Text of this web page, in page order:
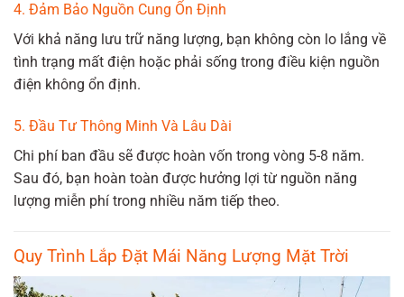
4. Đảm Bảo Nguồn Cung Ổn Định
Với khả năng lưu trữ năng lượng, bạn không còn lo lắng về
tình trạng mất điện hoặc phải sống trong điều kiện nguồn
điện không ổn định.
5. Đầu Tư Thông Minh Và Lâu Dài
Chi phí ban đầu sẽ được hoàn vốn trong vòng 5-8 năm.
Sau đó, bạn hoàn toàn được hưởng lợi từ nguồn năng
lượng miễn phí trong nhiều năm tiếp theo.
Quy Trình Lắp Đặt Mái Năng Lượng Mặt Trời